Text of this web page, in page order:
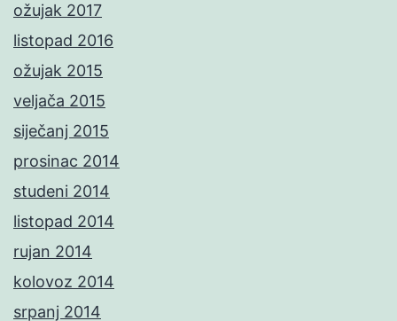
ožujak 2017
listopad 2016
ožujak 2015
veljača 2015
siječanj 2015
prosinac 2014
studeni 2014
listopad 2014
rujan 2014
kolovoz 2014
srpanj 2014